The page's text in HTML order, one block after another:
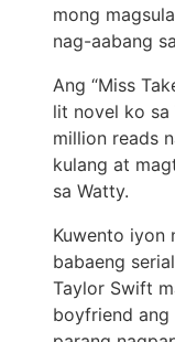
mong
nag-aabang
Ang “Miss
lit novel ko
million reads
kulang at
sa Watty.
Kuwento iyon
babaeng
Taylor Swift
boyfriend ang